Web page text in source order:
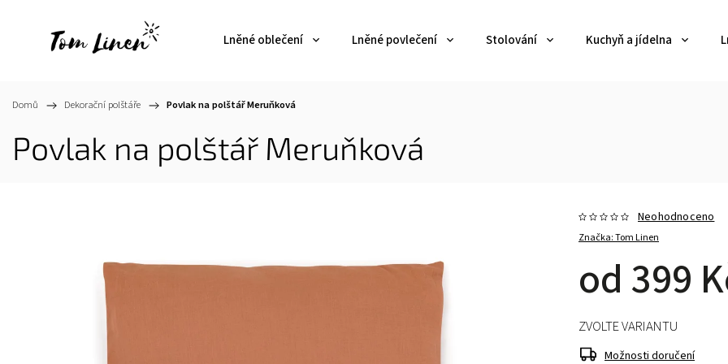
Lněné oblečení Lněné povlečení Stolování Kuchyň a jídelna
Domů / Dekorační polštáře / Povlak na polštář Meruňková
Povlak na polštář Meruňková
Značka:Tom Linen
Neohodnoceno
od 399
ZVOLTE VARIANTU
Možnosti doručení